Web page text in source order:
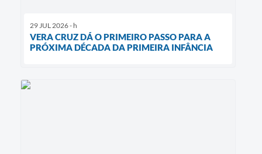
29 JUL 2026 - h
VERA CRUZ DÁ O PRIMEIRO PASSO PARA A
PRÓXIMA DÉCADA DA PRIMEIRA INFÂNCIA